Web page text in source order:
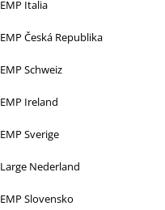
EMP Italia
EMP Česká Republika
EMP Schweiz
EMP Ireland
EMP Sverige
Large Nederland
EMP Slovensko